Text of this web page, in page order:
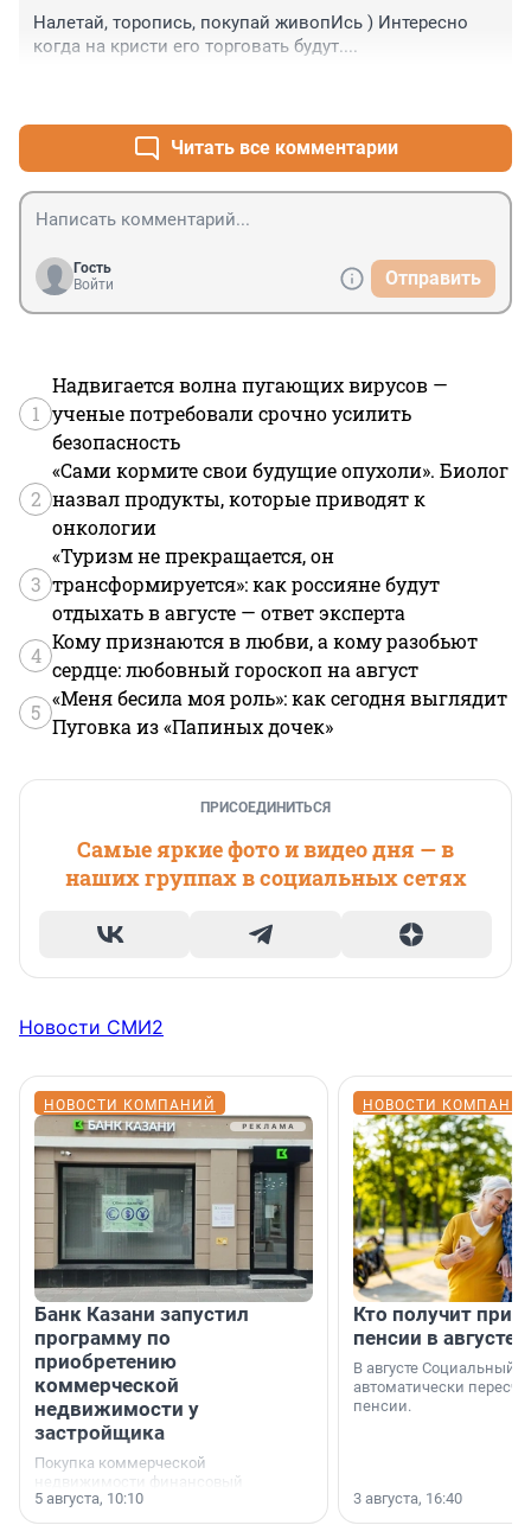
Налетай, торопись, покупай живопИсь ) Интересно
когда на кристи его торговать будут....
Читать все комментарии
Гость
Войти
Отправить
1
Надвигается волна пугающих вирусов —
ученые потребовали срочно усилить
безопасность
2
«Сами кормите свои будущие опухоли». Биолог
назвал продукты, которые приводят к
онкологии
3
«Туризм не прекращается, он
трансформируется»: как россияне будут
отдыхать в августе — ответ эксперта
4
Кому признаются в любви, а кому разобьют
сердце: любовный гороскоп на август
5
«Меня бесила моя роль»: как сегодня выглядит
Пуговка из «Папиных дочек»
ПРИСОЕДИНИТЬСЯ
Самые яркие фото и видео дня — в
наших группах в социальных сетях
Новости СМИ2
НОВОСТИ КОМПАНИЙ
Банк Казани запустил
программу по
приобретению
коммерческой
недвижимости у
застройщика
Покупка коммерческой
недвижимости финансовый
инструмент, доступный для многих
предпринимателей. Будь то новый
5 августа, 10:10
НОВОСТИ
Кто получит
пенсии в августе
В августе Социальный
автоматически
пенсии.
3 августа, 16:40